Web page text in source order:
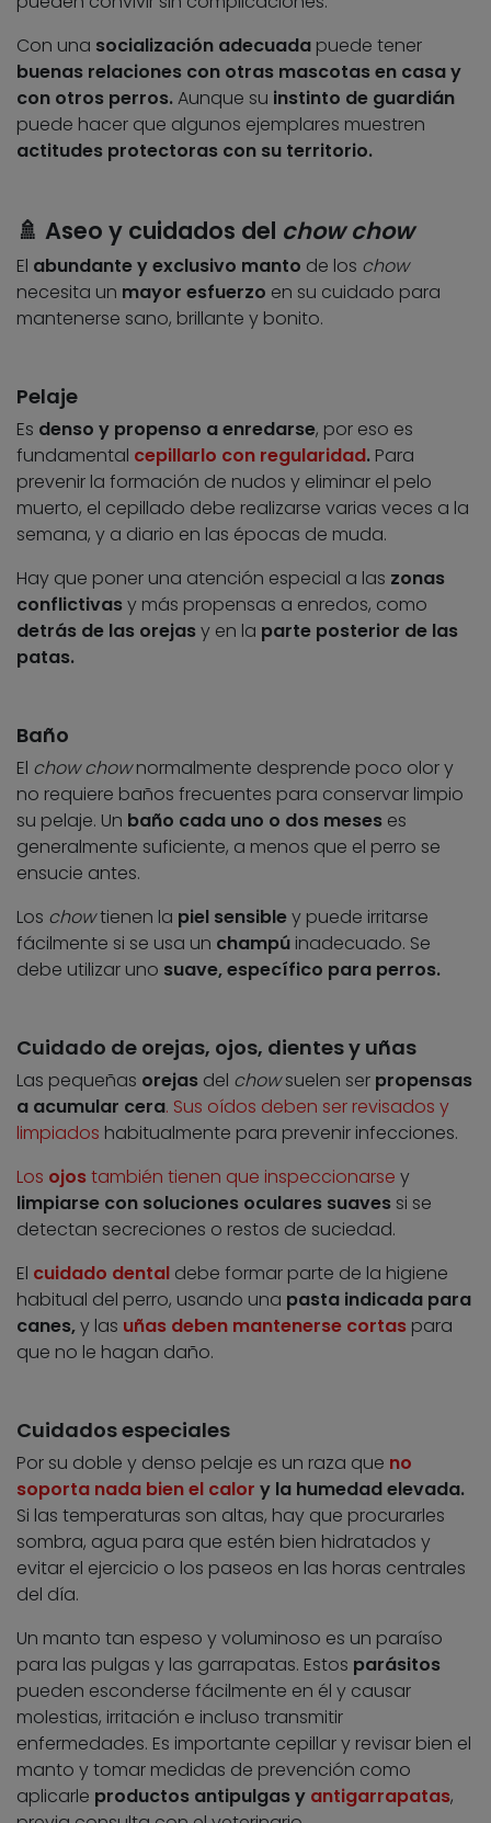
Con una socialización adecuada puede tener
buenas relaciones con otras mascotas en casa y
con otros perros.Aunque su instinto de guardián
puede hacer que algunos ejemplares muestren
actitudes protectoras con su territorio.
🚿 Aseo y cuidados del chow chow
El abundante y exclusivo manto de los chow
necesita un mayor esfuerzo en su cuidado para
mantenerse sano, brillante y bonito.
Pelaje
Es denso y propenso a enredarse, por eso es
fundamental cepillarlo con regularidad. Para
prevenir la formación de nudos y eliminar el pelo
muerto, el cepillado debe realizarse varias veces a la
semana, y a diario en las épocas de muda.
Hay que poner una atención especial a las zonas
conflictivasy más propensas a enredos, como
detrás de las orejasy en la parte posterior de las
patas.
Baño
El chow chownormalmente desprende poco olor y
no requiere baños frecuentes para conservar limpio
su pelaje. Un baño cada uno o dos meses es
generalmente suficiente, a menos que el perro se
ensucie antes.
Los chowtienen la piel sensibley puede irritarse
fácilmente si se usa un champú inadecuado. Se
debe utilizar uno suave, específico para perros.
Cuidado de orejas, ojos, dientes y uñas
Las pequeñas orejas del chowsuelen ser propensas
a acumular cera. Sus oídos deben ser revisados y
limpiados habitualmente para prevenir infecciones.
Los ojostambién tienen que inspeccionarse y
limpiarse con soluciones oculares suaves si se
detectan secreciones o restos de suciedad.
El cuidado dental debe formar parte de la higiene
habitual del perro, usando una pasta indicada para
canes,y las uñas deben mantenerse cortas para
que no le hagan daño.
Cuidados especiales
Por su doble y denso pelaje es un raza que no
soporta nada bien el calor y la humedad elevada.
Si las temperaturas son altas, hay que procurarles
sombra, agua para que estén bien hidratados y
evitar el ejercicio o los paseos en las horas centrales
del día.
Un manto tan espeso y voluminoso es un paraíso
para las pulgas y las garrapatas. Estos parásitos
pueden esconderse fácilmente en él y causar
molestias, irritación e incluso transmitir
enfermedades. Es importante cepillar y revisar bien el
manto y tomar medidas de prevención como
aplicarle productos antipulgas y antigarrapatas,